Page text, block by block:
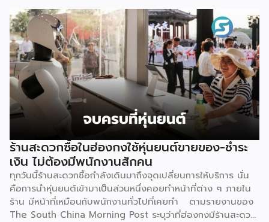
ผู้สมัครที่มีประวัติการเงินดีบางรายกลับถูกระบบปฏิเสธ
เหตุการณ์นี้ไม่ใช่แค่ดราม่าบนโลกออนไลน์เท่านั้น แต่เป็นกรณี
ศึกษาที่สะท้อนธรรมชาติของโมเดลธุรกิจใหม่ที่กำลังจะเปลี่ยน
โครงสร้างการเงินไทย นั่นคือ Virtual Bank ซึ่งผู้ประกอบการ
SME ควรทำความเข้าใจให้ลึกกว่าพาดหัวข่าว เพราะทั้งโอกาส และ
ความเสี่ยงที่เกิดขึ้นล้วนเกี่ยวข้องกับการเข้าถึงแหล่งทุนของธุรกิจ
รายย่อยโดยตรง ก่อนอื่นมาทำความเข้าใจกันก่อนว่า Virtual
Bank คืออะไร ต่างจากธนาคารเดิมตรงไหน คำตอบเรื่องนี้
อธิบายให้เข้าใจว่านี่ คือธนาคารที่ได้รับใบอนุญาตเต็มรูปแบบจาก
ธนาคารแห่งประเทศไทย (ธปท.) เหมือนธนาคารพาณิชย์ทั่วไปทุก
ประการ ต่างกันที่ไม่มีหน้าสาขาให้เดินเข้าไปทำธุรกรรม ทุกอย่าง
ตั้งแต่เปิดบัญชี ฝาก-ถอน โอนเงิน ไปจนถึงขอสินเชื่อ จะทำผ่าน
แอปพลิเคชันทั้งหมด จุดนี้คือสิ่งที่ทำให้ Virtual Bank ต่าง
จาก Mobile Banking ของธนาคารทั่วไปที่เราคุ้นเคย เพราะ
Mobile […]
ร้านสะดวกซื้อในฮ่องกงใช้หุ่นยนต์ขายของ-ชำระ
เงิน ไม่ต้องมีพนักงานสักคน
ทุกวันนี้ร้านสะดวกซื้อกำลังเดินมาถึงจุดเปลี่ยนการให้บริการ นั่น
คือการนำหุ่นยนต์เข้ามาเป็นส่วนหนึ่งคอยทำหน้าที่ต่าง ๆ ภายใน
ร้าน มีหน้าที่เหมือนกับพนักงานทั่วไปที่เคยทำ ตามรายงานของ
The South China Morning Post ระบุว่าที่ฮ่องกงมีร้านสะดวก